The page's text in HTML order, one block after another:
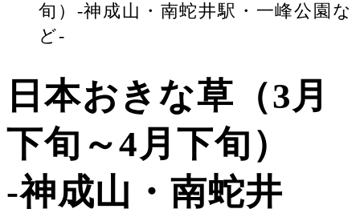
旬）-神成山・南蛇井駅・一峰公園な
ど-
日本おきな草（3月
下旬～4月下旬）
-神成山・南蛇井